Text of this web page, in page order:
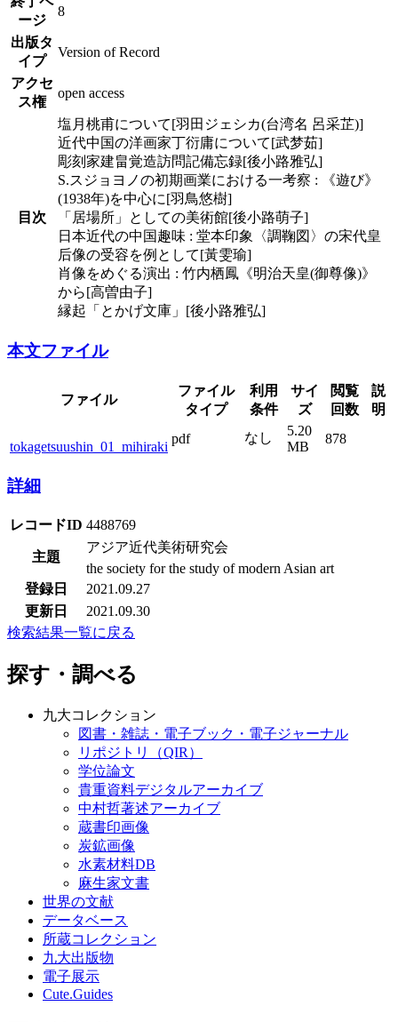
ージ
8
出版タ
イプ
Version of Record
アクセ
ス権
open access
目次
塩月桃甫について[羽田ジェシカ(台湾名 呂采芷)]
近代中国の洋画家丁衍庸について[武梦茹]
彫刻家建畠覚造訪問記備忘録[後小路雅弘]
S.スジョヨノの初期画業における一考察 : 《遊び》
(1938年)を中心に[羽鳥悠樹]
「居場所」としての美術館[後小路萌子]
日本近代の中国趣味 : 堂本印象〈調鞠図〉の宋代皇
后像の受容を例として[黃雯瑜]
肖像をめぐる演出 : 竹内栖鳳《明治天皇(御尊像)》
から[高曽由子]
縁起「とかげ文庫」[後小路雅弘]
本文ファイル
ファイル
ファイル
タイプ
利用
条件
サイ
ズ
閲覧
回数
説
明
tokagetsuushin_01_mihiraki
pdf なし
5.20
MB
878
詳細
レコードID 4488769
主題
アジア近代美術研究会
the society for the study of modern Asian art
登録日
2021.09.27
更新日
2021.09.30
検索結果一覧に戻る
探す・調べる
九大コレクション
図書・雑誌・電子ブック・電子ジャーナル
リポジトリ（QIR）
学位論文
貴重資料デジタルアーカイブ
中村哲著述アーカイブ
蔵書印画像
炭鉱画像
水素材料DB
麻生家文書
世界の文献
データベース
所蔵コレクション
九大出版物
電子展示
Cute.Guides